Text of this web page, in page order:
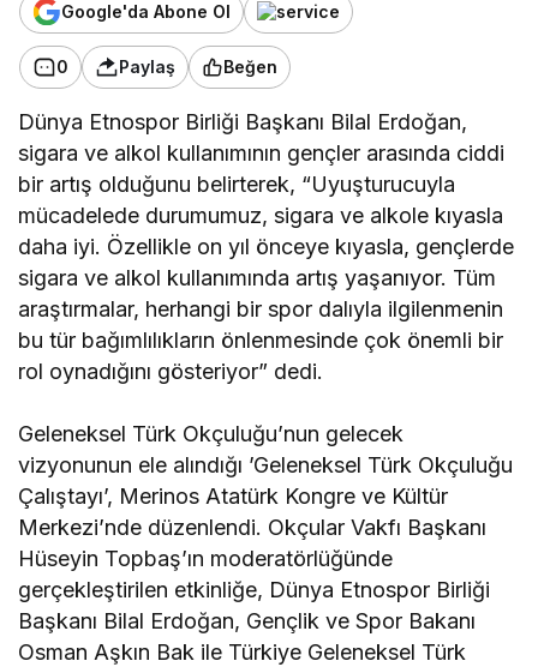
Google'da Abone Ol
0 Paylaş Beğen
Dünya Etnospor Birliği Başkanı Bilal Erdoğan,
sigara ve alkol kullanımının gençler arasında ciddi
bir artış olduğunu belirterek, “Uyuşturucuyla
mücadelede durumumuz, sigara ve alkole kıyasla
daha iyi. Özellikle on yıl önceye kıyasla, gençlerde
sigara ve alkol kullanımında artış yaşanıyor. Tüm
araştırmalar, herhangi bir spor dalıyla ilgilenmenin
bu tür bağımlılıkların önlenmesinde çok önemli bir
rol oynadığını gösteriyor” dedi.
Geleneksel Türk Okçuluğu’nun gelecek
vizyonunun ele alındığı ’Geleneksel Türk Okçuluğu
Çalıştayı’, Merinos Atatürk Kongre ve Kültür
Merkezi’nde düzenlendi. Okçular Vakfı Başkanı
Hüseyin Topbaş’ın moderatörlüğünde
gerçekleştirilen etkinliğe, Dünya Etnospor Birliği
Başkanı Bilal Erdoğan, Gençlik ve Spor Bakanı
Osman Aşkın Bak ile Türkiye Geleneksel Türk